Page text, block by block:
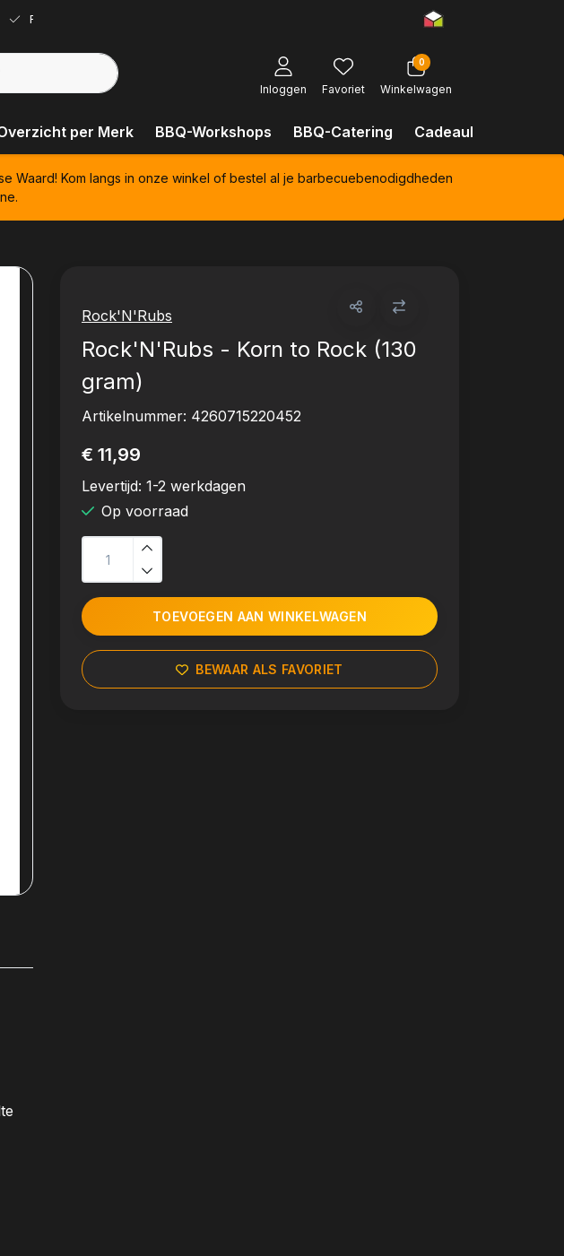
Ruim assortiment!
Inloggen Favoriet
0
Winkelwagen
per Merk BBQ-Workshops BBQ-Catering Cadeaubonnen
Waard! Kom langs in onze winkel of bestel al je barbecuebenodigdheden
Rock'N'Rubs
Rock'N'Rubs - Korn to Rock (130
gram)
Artikelnummer: 4260715220452
€ 11,99
Levertijd: 1-2 werkdagen
Op voorraad
TOEVOEGEN AAN WINKELWAGEN
BEWAAR ALS FAVORIET